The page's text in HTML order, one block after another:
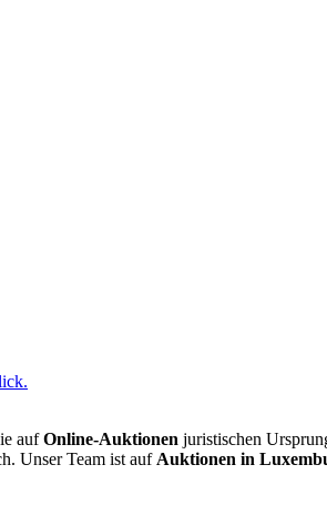
aufOnline-Auktionen juristischen
Unser Team ist auf Auktionen in